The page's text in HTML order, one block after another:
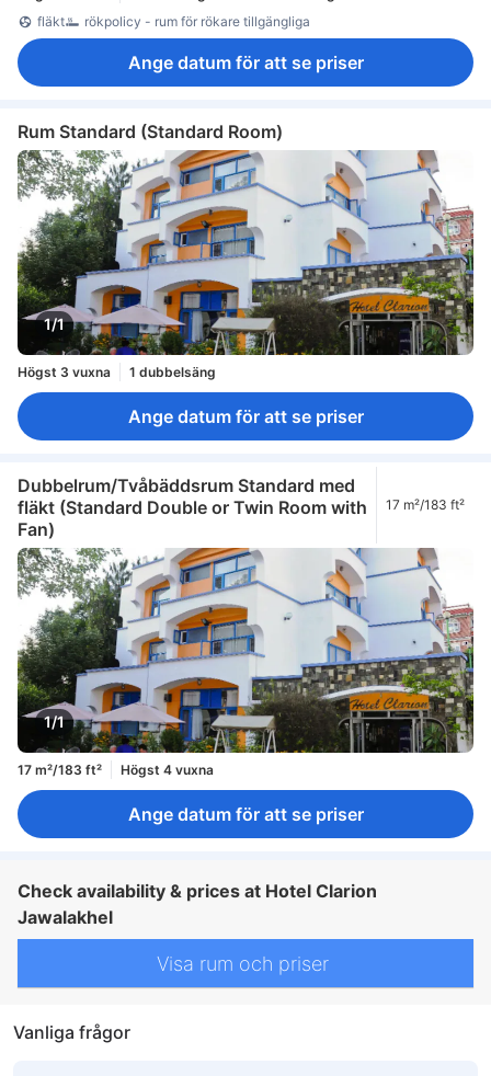
fläkt
rökpolicy - rum för rökare tillgängliga
Ange datum för att se priser
Rum Standard (Standard Room)
1/1
Högst 3 vuxna 1 dubbelsäng
Ange datum för att se priser
Dubbelrum/Tvåbäddsrum Standard med
fläkt (Standard Double or Twin Room with
Fan)
17 m²/183 ft²
1/1
17 m²/183 ft² Högst 4 vuxna
Ange datum för att se priser
Check availability & prices at Hotel Clarion
Jawalakhel
Visa rum och priser
Vanliga frågor